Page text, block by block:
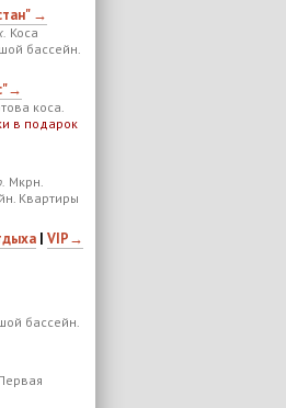
→
Коса
бассейн.
коса.
в подарок
Мкрн.
Квартиры
| VIP→
бассейн.